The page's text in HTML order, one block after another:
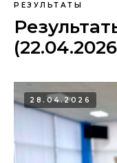
РЕЗУЛЬТАТЫ
28.04.2026